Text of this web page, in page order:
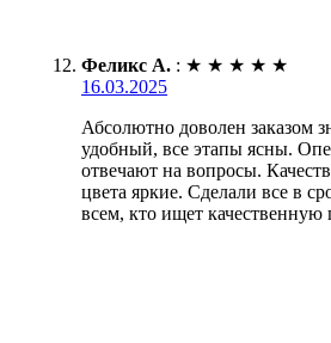
Феликс А. : ★ ★ ★ ★ ★
16.03.2025
Абсолютно доволен заказом
удобный, все этапы ясны.
отвечают на вопросы.
цвета яркие. Сделали все в
всем, кто ищет